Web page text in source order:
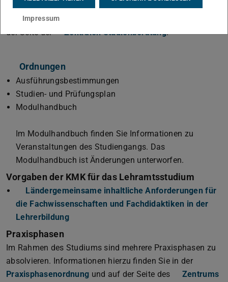
außerschulische Praxisphasen
Weitere Informationen zum Studiengang finden Sie auf
der Seite der
Zentralen Studienberatung.
Ordnungen
Ausführungsbestimmungen
Studien- und Prüfungsplan
Modulhandbuch
Im Modulhandbuch finden Sie Informationen zu
Veranstaltungen des Studiengangs. Das
Modulhandbuch ist Änderungen unterworfen.
Vorgaben der KMK für das Lehramtsstudium
Ländergemeinsame inhaltliche Anforderungen für
die Fachwissenschaften und Fachdidaktiken in der
Lehrerbildung(PDF-Datei)
(wird in neuem Tab geöffnet)
Praxisphasen
Im Rahmen des Studiums sind mehrere Praxisphasen zu
absolvieren. Informationen hierzu finden Sie in der
Praxisphasenordnung (PDF-Datei)
(wird in neuem Tab geöffnet)
und auf der Seite des
Zentrums
Impressum